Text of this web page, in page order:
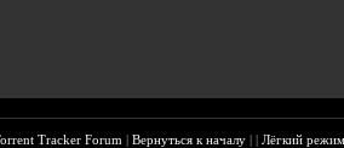
Tracker Forum |Вернуться к началу ||Лёгкий